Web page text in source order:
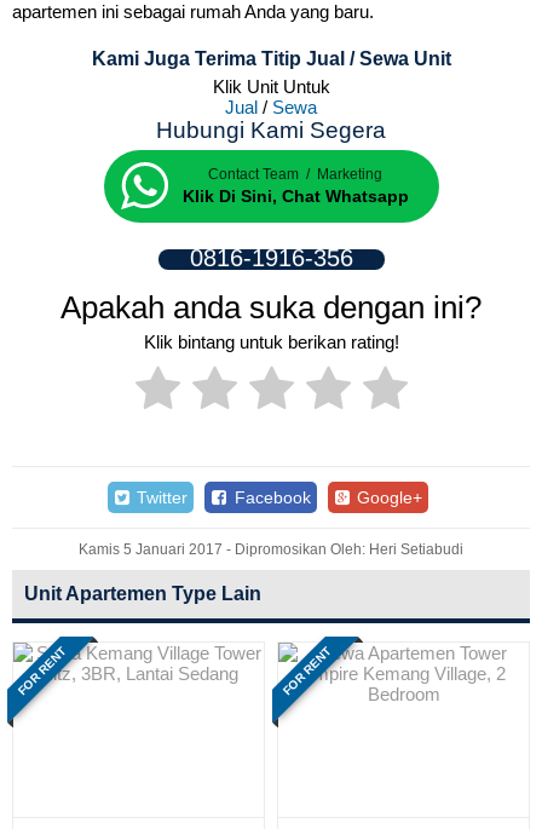
apartemen ini sebagai rumah Anda yang baru.
Kami Juga Terima Titip Jual / Sewa Unit
Klik Unit Untuk
Jual / Sewa
Hubungi Kami Segera
Contact Team / Marketing
Klik Di Sini, Chat Whatsapp
0816-1916-356
Apakah anda suka dengan ini?
Klik bintang untuk berikan rating!
Twitter Facebook Google+
Kamis 5 Januari 2017 - Dipromosikan Oleh: Heri Setiabudi
Unit Apartemen Type Lain
FOR RENT FOR RENT